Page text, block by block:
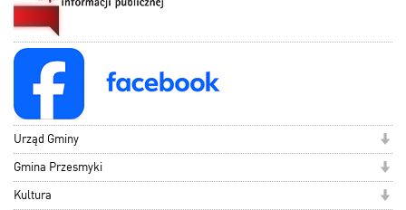
Urząd Gminy
Gmina Przesmyki
Kultura